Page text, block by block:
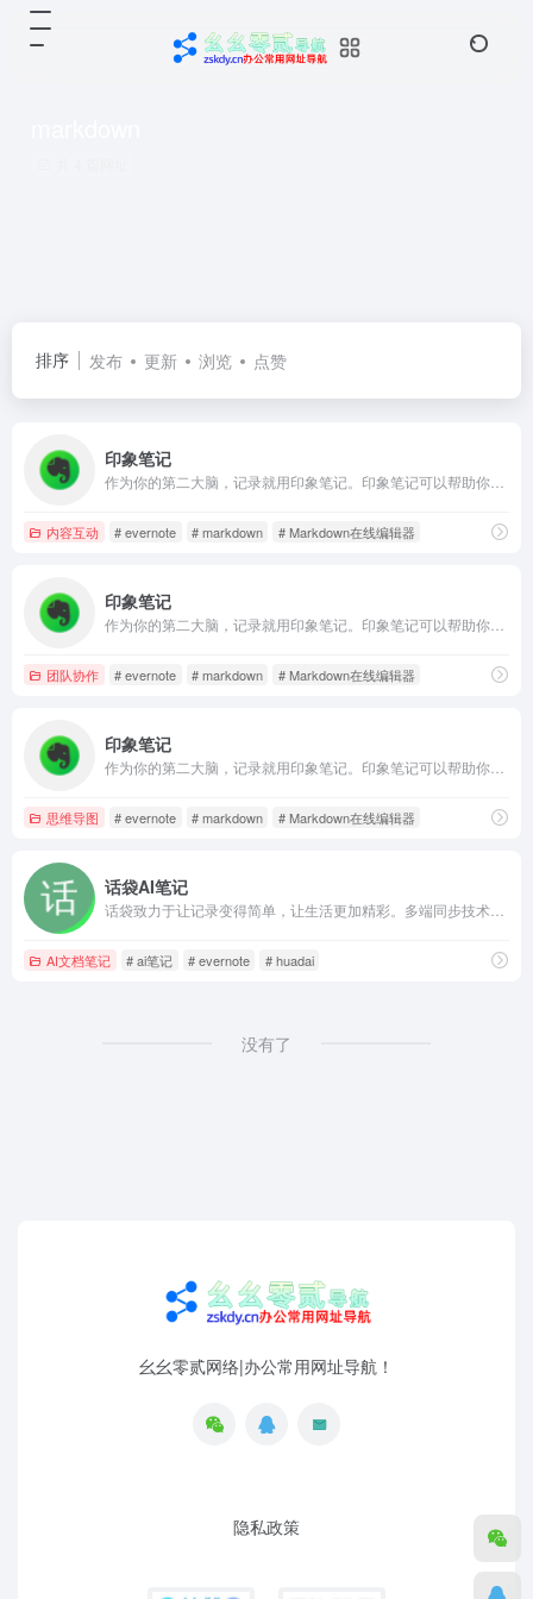
排序 发布 更新 浏览 点赞
印象笔记
内容互动 # evernote # markdown # Markdown在线编辑器
印象笔记
团队协作 # evernote # markdown # Markdown在线编辑器
印象笔记
思维导图 # evernote # markdown # Markdown在线编辑器
话袋AI笔记
AI文档笔记 # ai笔记 # evernote # huadai
没有了
幺幺零贰网络|办公常用网址导航！
隐私政策